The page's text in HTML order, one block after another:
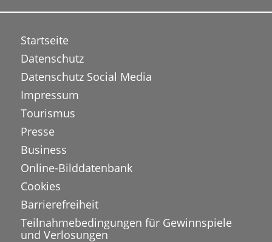
Startseite
Datenschutz
Datenschutz Social Media
Impressum
Tourismus
Presse
Business
Online-Bilddatenbank
Cookies
Barrierefreiheit
Teilnahmebedingungen für Gewinnspiele
und Verlosungen